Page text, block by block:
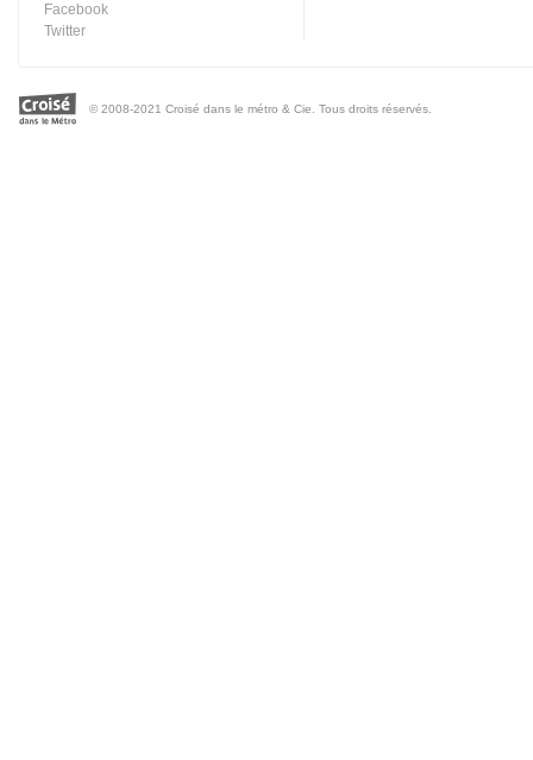
Facebook
Twitter
© 2008-2021 Croisé dans le métro & Cie. Tous droits réservés.